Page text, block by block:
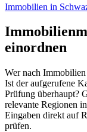
Immobilien in
einordnen
Wer nach
Ist der aufgerufene
Prüfung überhaupt?
relevante Regionen
Eingaben direkt auf
prüfen.